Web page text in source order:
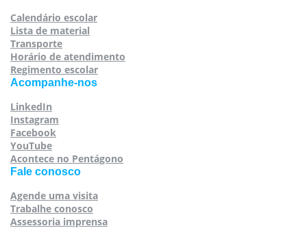
Calendário escolar
Lista de material
Transporte
Horário de atendimento
Regimento escolar
Acompanhe-nos
LinkedIn
Instagram
Facebook
YouTube
Acontece no Pentágono
Fale conosco
Agende uma visita
Trabalhe conosco
Assessoria imprensa